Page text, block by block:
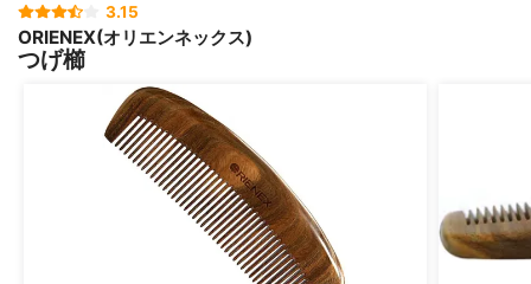
（?）、
ちゃんとしたプレゼントの際や海外の方へのプレゼントに
喜ばれそうです❤️
3.15
ORIENEX(オリエンネックス)
つげ櫛